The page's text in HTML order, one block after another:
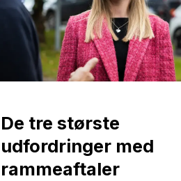
De tre største
udfordringer med
rammeaftaler